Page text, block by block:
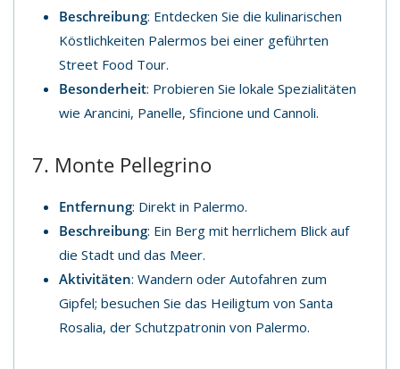
Beschreibung: Entdecken Sie die kulinarischen
Köstlichkeiten Palermos bei einer geführten
Street Food Tour.
Besonderheit: Probieren Sie lokale Spezialitäten
wie Arancini, Panelle, Sfincione und Cannoli.
7. Monte Pellegrino
Entfernung: Direkt in Palermo.
Beschreibung: Ein Berg mit herrlichem Blick auf
die Stadt und das Meer.
Aktivitäten: Wandern oder Autofahren zum
Gipfel; besuchen Sie das Heiligtum von Santa
Rosalia, der Schutzpatronin von Palermo.